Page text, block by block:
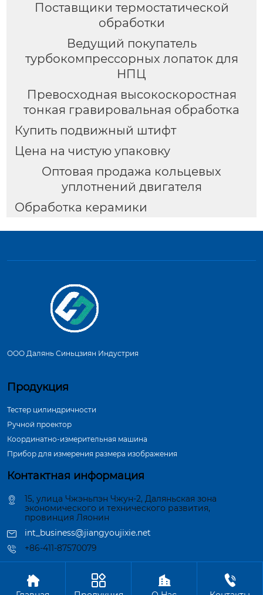
Поставщики термостатической
обработки
Ведущий покупатель
турбокомпрессорных лопаток для
НПЦ
Превосходная высокоскоростная
тонкая гравировальная обработка
Купить подвижный штифт
Цена на чистую упаковку
Оптовая продажа кольцевых
уплотнений двигателя
Обработка керамики
ООО Далянь Синьцзиян Индустрия
Продукция
Тестер цилиндричности
Ручной проектор
Координатно-измерительная машина
Прибор для измерения размера изображения
Контактная информация
15, улица Чжэньпэн Чжун-2, Даляньская зона
экономического и технического развития,
провинция Ляонин
int_business@jiangyoujixie.net
+86-411-87570079
Авторское право©ООО Далянь Синьцзиян Индустрия
   